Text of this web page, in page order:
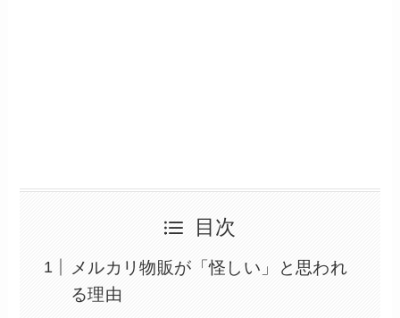
目次
メルカリ物販が「怪しい」と思われ
る理由